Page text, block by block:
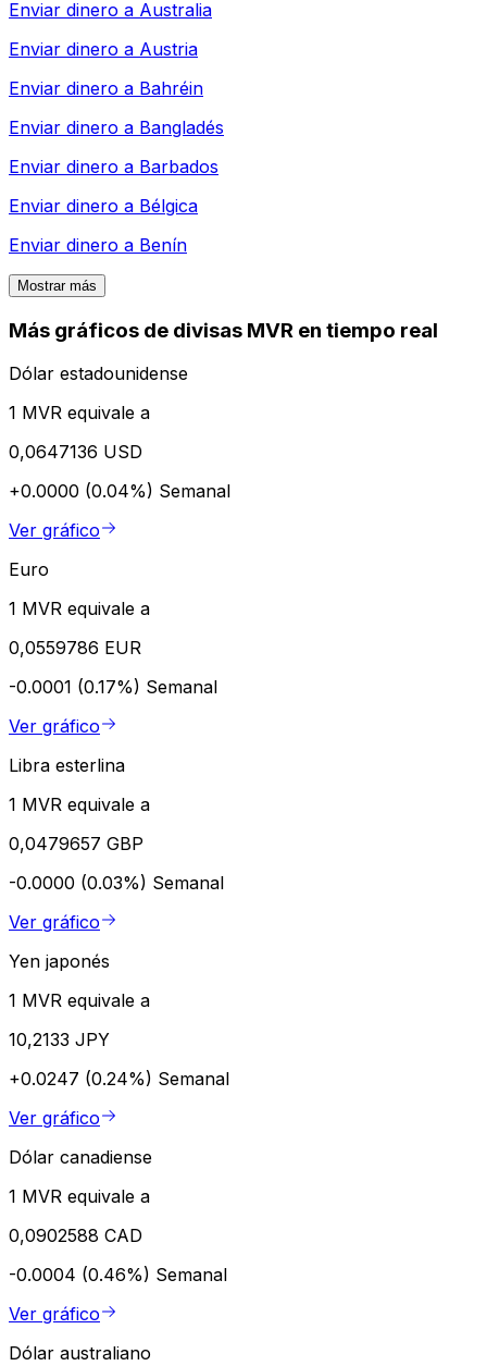
Enviar dinero a Australia
Enviar dinero a Austria
Enviar dinero a Bahréin
Enviar dinero a Bangladés
Enviar dinero a Barbados
Enviar dinero a Bélgica
Enviar dinero a Benín
Mostrar más
Más gráficos de divisas MVR en tiempo real
Dólar estadounidense
1 MVR equivale a
0,0647136 USD
+0.0000 (0.04%) Semanal
Ver gráfico
Euro
1 MVR equivale a
0,0559786 EUR
-0.0001 (0.17%) Semanal
Ver gráfico
Libra esterlina
1 MVR equivale a
0,0479657 GBP
-0.0000 (0.03%) Semanal
Ver gráfico
Yen japonés
1 MVR equivale a
10,2133 JPY
+0.0247 (0.24%) Semanal
Ver gráfico
Dólar canadiense
1 MVR equivale a
0,0902588 CAD
-0.0004 (0.46%) Semanal
Ver gráfico
Dólar australiano